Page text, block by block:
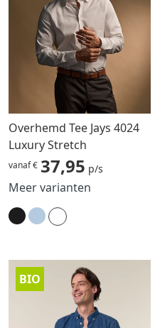
Overhemd Tee Jays 4024
Luxury Stretch
vanaf € 37,95 p/s
Meer varianten
BIO